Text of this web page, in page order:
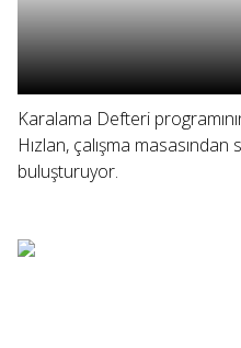
Karalama Defteri
Hızlan, çalışma
buluşturuyor.